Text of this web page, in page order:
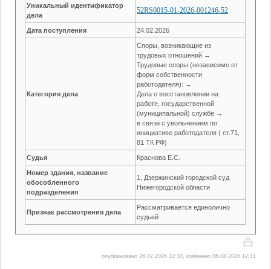
Уникальный идентификатор
дела
52RS0015-01-2026-001246-52
Дата поступления 24.02.2026
Категория дела
Споры, возникающие из
трудовых отношений →
Трудовые споры (независимо от
форм собственности
работодателя): →
Дела о восстановлении на
работе, государственной
(муниципальной) службе →
в связи с увольнением по
инициативе работодателя ( ст.71,
81 ТК РФ)
Судья Краснова Е.С.
Номер здания, название
обособленного
подразделения
1, Дзержинский городской суд
Нижегородской области
Признак рассмотрения дела
Рассматривается единолично
судьей
опубликовано 26.02.2026 12:30, изменено 06.08.2026 12:41